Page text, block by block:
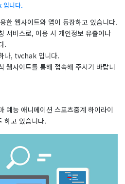
입니다.
한 웹사이트와 앱이 등장하고 있습니다.
서비스로, 이용 시 개인정보 유출이나
.
나, tvchak 입니다.
웹사이트를 통해 접속해 주시기 바랍니
예능 애니메이션 스포츠중계 하이라이
하고 있습니다.